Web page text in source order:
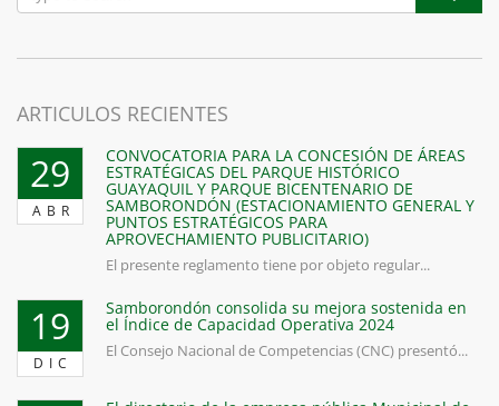
ARTICULOS RECIENTES
29
ABR
CONVOCATORIA PARA LA CONCESIÓN DE ÁREAS
ESTRATÉGICAS DEL PARQUE HISTÓRICO
GUAYAQUIL Y PARQUE BICENTENARIO DE
SAMBORONDÓN (ESTACIONAMIENTO GENERAL Y
PUNTOS ESTRATÉGICOS PARA
APROVECHAMIENTO PUBLICITARIO)
El presente reglamento tiene por objeto regular...
19
DIC
Samborondón consolida su mejora sostenida en
el Índice de Capacidad Operativa 2024
El Consejo Nacional de Competencias (CNC) presentó...